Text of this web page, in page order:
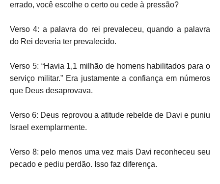
errado, você escolhe o certo ou cede à pressão?
Verso 4: a palavra do rei prevaleceu, quando a palavra
do Rei deveria ter prevalecido.
Verso 5: “Havia 1,1 milhão de homens habilitados para o
serviço militar.” Era justamente a confiança em números
que Deus desaprovava.
Verso 6: Deus reprovou a atitude rebelde de Davi e puniu
Israel exemplarmente.
Verso 8: pelo menos uma vez mais Davi reconheceu seu
pecado e pediu perdão. Isso faz diferença.